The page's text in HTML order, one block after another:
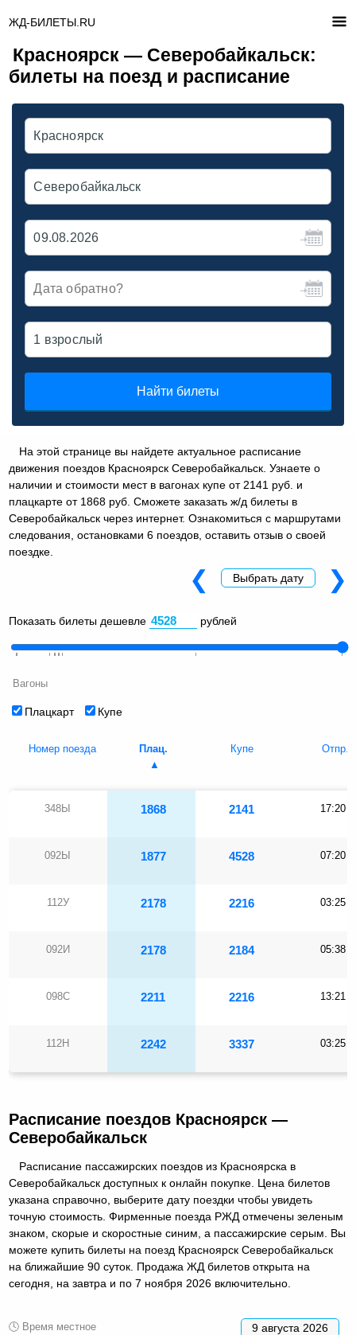
ЖД-БИЛЕТЫ.RU
Красноярск — Северобайкальск:
билеты на поезд и расписание
Найти билеты
На этой странице вы найдете актуальное расписание
движения поездов Красноярск Северобайкальск. Узнаете о
наличии и стоимости мест в вагонах купе от 2141 руб. и
плацкарте от 1868 руб. Сможете заказать ж/д билеты в
Северобайкальск через интернет. Ознакомиться с маршрутами
следования, остановками 6 поездов, оставить отзыв о своей
поездке.
Показать билеты дешевле рублей
Вагоны
Плацкарт Купе
❮ Выбрать дату ❯
Номер поезда Плац. Купе Отпр.
348Ы 1868 2141 17:20
092Ы 1877 4528 07:20
112У 2178 2216 03:25
092И 2178 2184 05:38
098С 2211 2216 13:21
112Н 2242 3337 03:25
Расписание поездов Красноярск —
Северобайкальск
Расписание пассажирских поездов из Красноярска в
Северобайкальск доступных к онлайн покупке. Цена билетов
указана справочно, выберите дату поездки чтобы увидеть
точную стоимость. Фирменные поезда РЖД отмечены зеленым
знаком, скорые и скоростные синим, а пассажирские серым. Вы
можете купить билеты на поезд Красноярск Северобайкальск
на ближайшие 90 суток. Продажа ЖД билетов открыта на
сегодня, на завтра и по 7 ноября 2026 включительно.
🕓 Время местное 9 августа 2026